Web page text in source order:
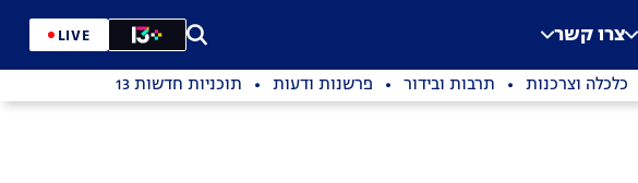
צרו קשר LIVE
כלכלה וצרכנות תרבות ובידור פרשנות ודעות תוכניות חדשות 13